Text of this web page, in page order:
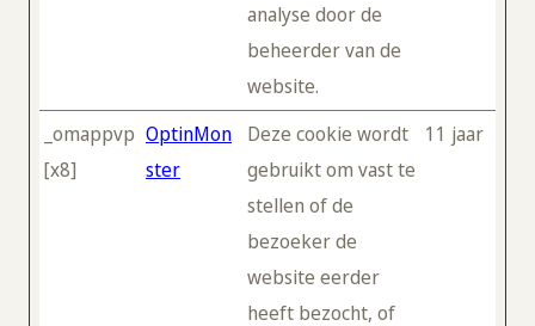
analyse door de
beheerder van de
website.
_omappvp
[x8]
OptinMon
ster
Deze cookie wordt
gebruikt om vast te
stellen of de
bezoeker de
website eerder
heeft bezocht, of
11 jaar